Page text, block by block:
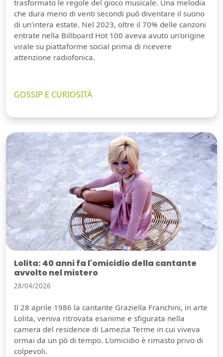
trasformato le regole del gioco musicale. Una melodia
che dura meno di venti secondi può diventare il suono
di un'intera estate. Nel 2023, oltre il 70% delle canzoni
entrate nella Billboard Hot 100 aveva avuto un'origine
virale su piattaforme social prima di ricevere
attenzione radiofonica.
GOSSIP E CURIOSITÀ
Lolita: 40 anni fa l'omicidio della cantante
avvolto nel mistero
28/04/2026
Il 28 aprile 1986 la cantante Graziella Franchini, in arte
Lolita, veniva ritrovata esanime e sfigurata nella
camera del residence di Lamezia Terme in cui viveva
ormai da un pò di tempo. L'omicidio è rimasto privo di
colpevoli.